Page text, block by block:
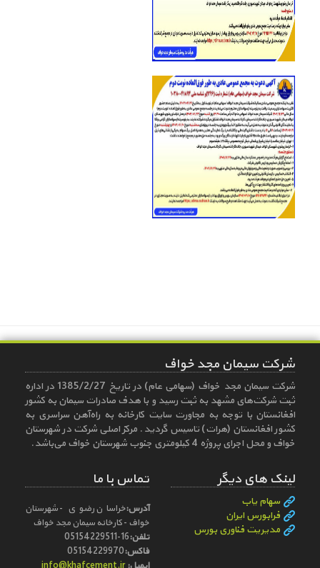
شرکت سیمان مجد خواف
شركت سیمان مجد خواف (سهامی عام) در تاریخ 1385/2/27 در اداره
ثبت شركت‌های مشهد به ثبت رسید و با هدف صادرات سیمان به كشور
افغانستان با توجه به مجاورت سایت كارخانه به راه‌آهن سراسری به
كشور افغانستان (هرات) تاسیس گردید. مركز اصلی شركت در شهرستان
خواف و محل اجرای پروژه 4 كیلومتری جنوب شهرستان خواف می‌باشد.
لینک های دیگر
سهام یاب
فرابورس ایران
مدیریت فناوری بورس
تماس با ما
آدرس:خراسان رضوی - شهرستان
خواف - کارخانه سیمان مجد خواف
تلفن:05154229511-16
فاکس:05154229970